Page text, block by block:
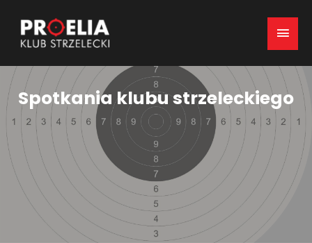
Main
Spotkania klubu strzeleckiego